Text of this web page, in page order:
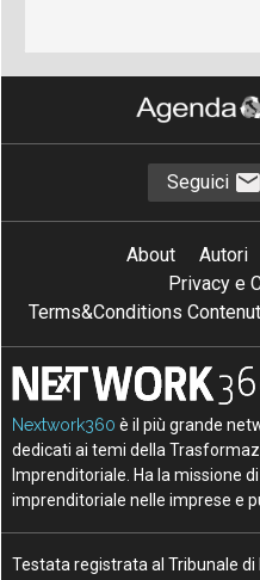
Seguici
About Autori
Privacy e
Terms&Conditions
Nextwork360 è il più grande
dedicati ai temi della
Imprenditoriale. Ha la missione
imprenditoriale nelle imprese e
Testata registrata al Tribunale